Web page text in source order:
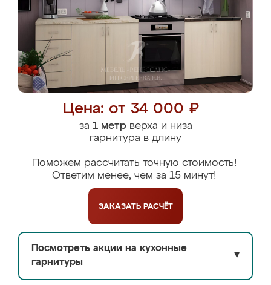
Цена: от 34 000 ₽
за 1 метрверха и низа
гарнитура в длину
Поможем рассчитать точную стоимость!
Ответим менее, чем за 15 минут!
ЗАКАЗАТЬ РАСЧЁТ
Посмотреть акции на кухонные
гарнитуры
▼